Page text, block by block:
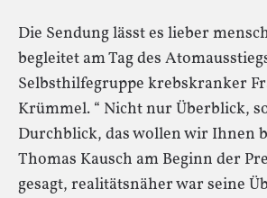
Die Sendung lässt es lieber
begleitet am Tag des
Selbsthilfegruppe krebskranker
Krümmel. “ Nicht nur Überblick,
Durchblick, das wollen wir Ihnen
Thomas Kausch am Beginn der
gesagt, realitätsnäher war seine